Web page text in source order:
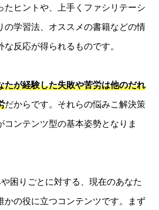
たヒントや、上手くファシリテーシ
の学習法、オススメの書籍などの情
反応が得られるものです。
たが経験した失敗や苦労は他のだれ
だからです。それらの悩みこ解決策
コンテンツ型の基本姿勢となりま
困りごとに対する、現在のあなた
の役に立つコンテンツです。
まず